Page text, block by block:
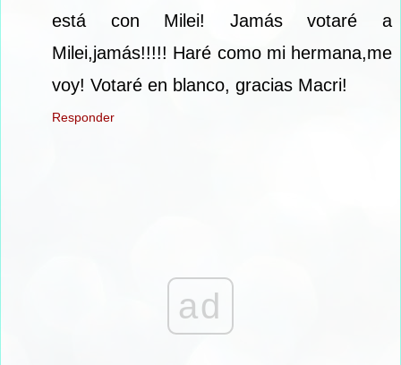
está con Milei! Jamás votaré a
Milei,jamás!!!!! Haré como mi hermana,me
voy! Votaré en blanco, gracias Macri!
Responder
ad